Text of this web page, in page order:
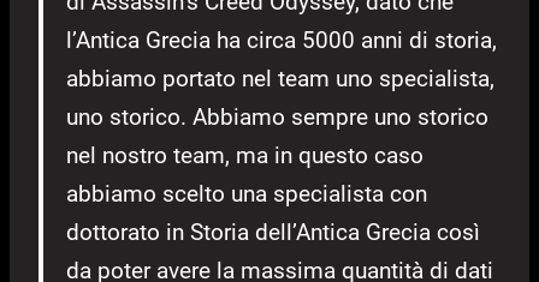
l’Antica Grecia ha circa 5000 anni di storia,
abbiamo portato nel team uno specialista,
uno storico. Abbiamo sempre uno storico
nel nostro team, ma in questo caso
abbiamo scelto una specialista con
dottorato in Storia dell’Antica Grecia così
da poter avere la massima quantità di dati